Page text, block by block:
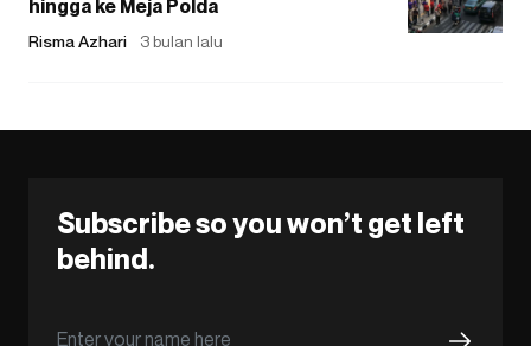
hingga ke Meja Polda
Risma Azhari 3 bulan lalu
Subscribe so you won’t get left
behind.